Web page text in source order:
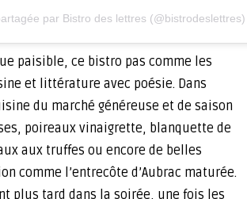
par Bistro des lettres (@bistrodeslettres)
paisible, ce bistro pas comme les
et littérature avec poésie. Dans
du marché généreuse et de saison
poireaux vinaigrette, blanquette de
aux truffes ou encore de belles
comme l’entrecôte d’Aubrac maturée.
plus tard dans la soirée, une fois les